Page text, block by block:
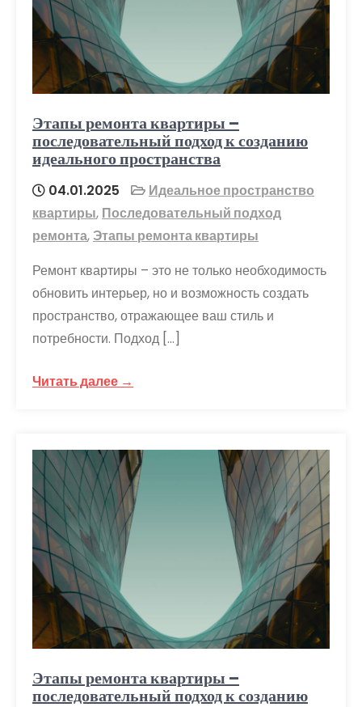
Этапы ремонта квартиры –
последовательный подход к созданию
идеального пространства
04.01.2025
Идеальное пространство
квартиры, Последовательный подход
ремонта, Этапы ремонта квартиры
Ремонт квартиры – это не только необходимость
обновить интерьер, но и возможность создать
пространство, отражающее ваш стиль и
потребности. Подход […]
Читать далее →
Этапы ремонта квартиры –
последовательный подход к созданию